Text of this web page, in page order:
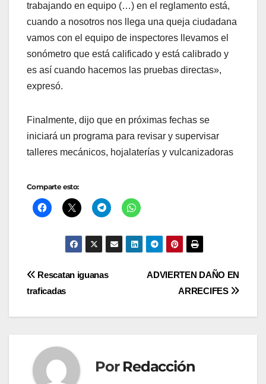
trabajando en equipo (…) en el reglamento está,
cuando a nosotros nos llega una queja ciudadana
vamos con el equipo de inspectores llevamos el
sonómetro que está calificado y está calibrado y
es así cuando hacemos las pruebas directas»,
expresó.
Finalmente, dijo que en próximas fechas se
iniciará un programa para revisar y supervisar
talleres mecánicos, hojalaterías y vulcanizadoras
Comparte esto:
Navegación
ADVIERTEN DAÑO EN
ARRECIFES
Rescatan iguanas
traficadas
Por Redacción